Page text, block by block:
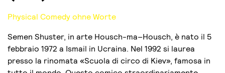
Physical Comedy ohne Worte
Semen Shuster, in arte Housch-ma–Housch, è nato il 5
febbraio 1972 a Ismail in Ucraina. Nel 1992 si laurea
presso la rinomata «Scuola di circo di Kiev», famosa in